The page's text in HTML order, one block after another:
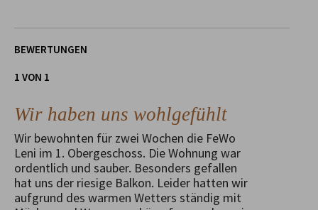
BEWERTUNGEN
1 VON 1
Wir haben uns wohlgefühlt
Wir bewohnten für zwei Wochen die FeWo
Leni im 1. Obergeschoss. Die Wohnung war
ordentlich und sauber. Besonders gefallen
hat uns der riesige Balkon. Leider hatten wir
aufgrund des warmen Wetters ständig mit